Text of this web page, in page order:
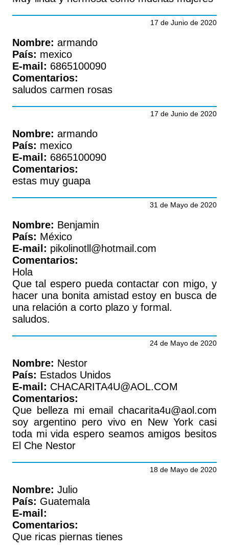
17 de Junio de 2020
Nombre: armando
País: mexico
E-mail: 6865100090
Comentarios:
saludos carmen rosas
17 de Junio de 2020
Nombre: armando
País: mexico
E-mail: 6865100090
Comentarios:
estas muy guapa
31 de Mayo de 2020
Nombre: Benjamin
País: México
E-mail: pikolinotll@hotmail.com
Comentarios:
Hola
Que tal espero pueda contactar con migo, y
hacer una bonita amistad estoy en busca de
una relación a corto plazo y formal.
saludos.
24 de Mayo de 2020
Nombre: Nestor
País: Estados Unidos
E-mail: CHACARITA4U@AOL.COM
Comentarios:
Que belleza mi email chacarita4u@aol.com
soy argentino pero vivo en New York casi
toda mi vida espero seamos amigos besitos
El Che Nestor
18 de Mayo de 2020
Nombre: Julio
País: Guatemala
E-mail:
Comentarios:
Que ricas piernas tienes